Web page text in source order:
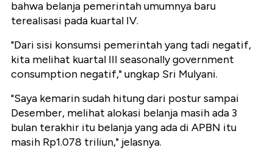
bahwa belanja pemerintah umumnya baru
terealisasi pada kuartal IV.
"Dari sisi konsumsi pemerintah yang tadi negatif,
kita melihat kuartal III seasonally government
consumption negatif," ungkap Sri Mulyani.
"Saya kemarin sudah hitung dari postur sampai
Desember, melihat alokasi belanja masih ada 3
bulan terakhir itu belanja yang ada di APBN itu
masih Rp1.078 triliun," jelasnya.